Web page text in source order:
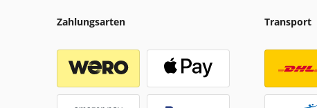
Zahlungsarten Transport